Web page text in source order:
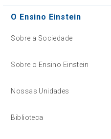
O Ensino Einstein
Sobre a Sociedade
Sobre o Ensino Einstein
Nossas Unidades
Biblioteca